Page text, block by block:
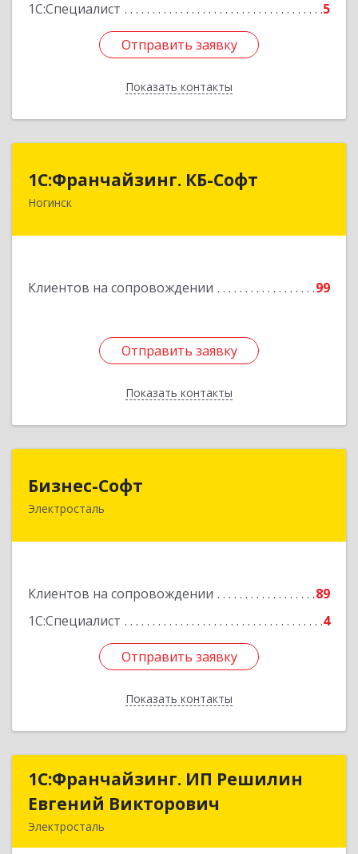
1С:Специалист
5
Отправить заявку
Показать контакты
Отправить заявку
Назад
1С:Франчайзинг. КБ-Софт
Ногинск
Клиентов на сопровождении 99
Отправить заявку
Показать контакты
1С:Франчайзинг. КБ-Софт
142400, Московская обл, г.о Богородский,
Подробнее
Отправить заявку
Назад
Бизнес-Софт
Электросталь
Клиентов на сопровождении
89
1С:Специалист
4
Отправить заявку
Показать контакты
144000, Московская обл, Электросталь г, Карла
Отправить заявку
Назад
1С:Франчайзинг. ИП Решилин
Евгений Викторович
Электросталь
1С:Франчайзинг. ИП Решилин
Евгений Викторович